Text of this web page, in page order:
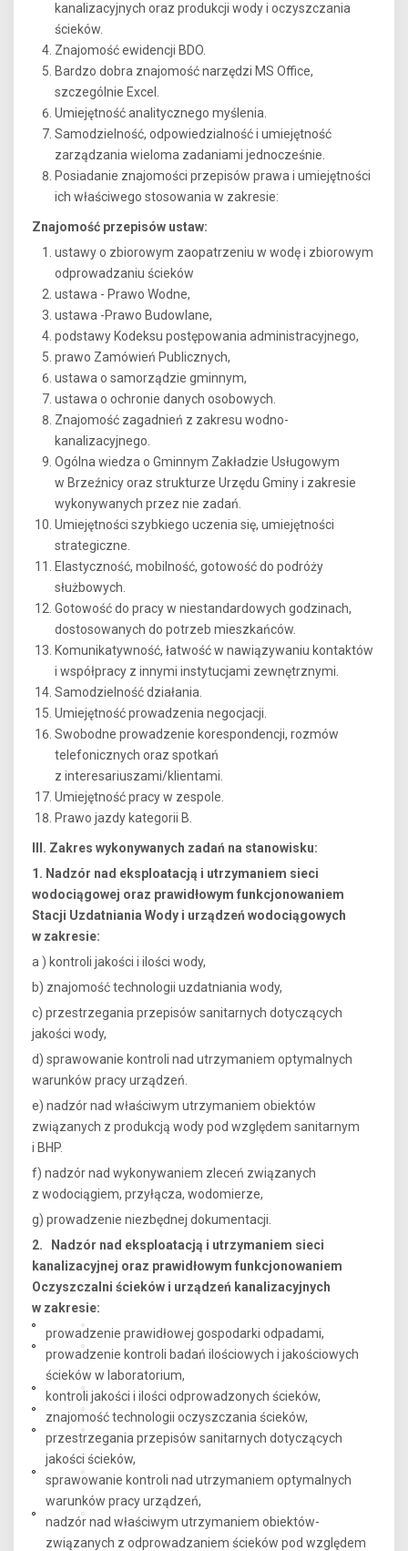
kanalizacyjnych oraz produkcji wody i oczyszczania
ścieków.
Znajomość ewidencji BDO.
Bardzo dobra znajomość narzędzi MS Office,
szczególnie Excel.
Umiejętność analitycznego myślenia.
Samodzielność, odpowiedzialność i umiejętność
zarządzania wieloma zadaniami jednocześnie.
Posiadanie znajomości przepisów prawa i umiejętności
ich właściwego stosowania w zakresie:
Znajomość przepisów ustaw:
ustawy o zbiorowym zaopatrzeniu w wodę i zbiorowym
odprowadzaniu ścieków
ustawa - Prawo Wodne,
ustawa -Prawo Budowlane,
podstawy Kodeksu postępowania administracyjnego,
prawo Zamówień Publicznych,
ustawa o samorządzie gminnym,
ustawa o ochronie danych osobowych.
Znajomość zagadnień z zakresu wodno-
kanalizacyjnego.
Ogólna wiedza o Gminnym Zakładzie Usługowym
w Brzeźnicy oraz strukturze Urzędu Gminy i zakresie
wykonywanych przez nie zadań.
Umiejętności szybkiego uczenia się, umiejętności
strategiczne.
Elastyczność, mobilność, gotowość do podróży
służbowych.
Gotowość do pracy w niestandardowych godzinach,
dostosowanych do potrzeb mieszkańców.
Komunikatywność, łatwość w nawiązywaniu kontaktów
i współpracy z innymi instytucjami zewnętrznymi.
Samodzielność działania.
Umiejętność prowadzenia negocjacji.
Swobodne prowadzenie korespondencji, rozmów
telefonicznych oraz spotkań
z interesariuszami/klientami.
Umiejętność pracy w zespole.
Prawo jazdy kategorii B.
III. Zakres wykonywanych zadań na stanowisku:
1. Nadzór nad eksploatacją i utrzymaniem sieci
wodociągowej oraz prawidłowym funkcjonowaniem
Stacji Uzdatniania Wody i urządzeń wodociągowych
w zakresie:
a ) kontroli jakości i ilości wody,
b) znajomość technologii uzdatniania wody,
c) przestrzegania przepisów sanitarnych dotyczących
jakości wody,
d) sprawowanie kontroli nad utrzymaniem optymalnych
warunków pracy urządzeń.
e) nadzór nad właściwym utrzymaniem obiektów
związanych z produkcją wody pod względem sanitarnym
i BHP.
f) nadzór nad wykonywaniem zleceń związanych
z wodociągiem, przyłącza, wodomierze,
g) prowadzenie niezbędnej dokumentacji.
2. Nadzór nad eksploatacją i utrzymaniem sieci
kanalizacyjnej oraz prawidłowym funkcjonowaniem
Oczyszczalni ścieków i urządzeń kanalizacyjnych
w zakresie:
prowadzenie prawidłowej gospodarki odpadami,
prowadzenie kontroli badań ilościowych i jakościowych
ścieków w laboratorium,
kontroli jakości i ilości odprowadzonych ścieków,
znajomość technologii oczyszczania ścieków,
przestrzegania przepisów sanitarnych dotyczących
jakości ścieków,
sprawowanie kontroli nad utrzymaniem optymalnych
warunków pracy urządzeń,
nadzór nad właściwym utrzymaniem obiektów-
związanych z odprowadzaniem ścieków pod względem